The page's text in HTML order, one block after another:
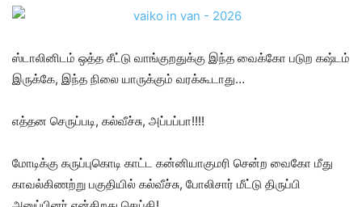
ஸ்டாலினிடம் ஒத்த சீட்டு வாங்குறதுக்கு இந்த வைக்கோ படுற கஷ்டம்
இருக்கே, இந்த நிலை யாருக்கும் வரக்கூடாது…
எத்தன செருப்படி, கல்வீச்சு, அப்பப்பா!!!!
மோடிக்கு கருப்புகொடி காட்ட கன்னியாகுமரி சென்ற வைகோ மீது
காவல்கிணற்று பகுதியில் கல்வீச்சு, போலிசார் மீட்டு திருப்பி